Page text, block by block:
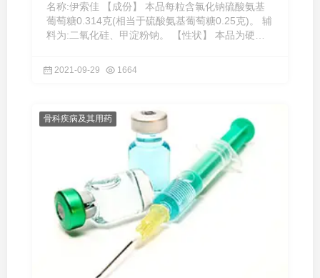
名称:伊索佳 【成份】 本品每粒含氯化钠硫酸氨基
葡萄糖0.314克(相当于硫酸氨基葡萄糖0.25克)。 辅
料为:二氧化硅、甲淀粉钠。 【性状】 本品为硬胶
2021-09-29 1664
骨科疾病及其用药